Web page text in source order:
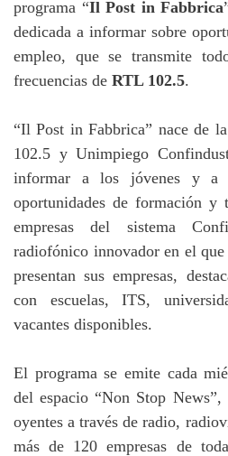
programa “Il Post in Fabbrica
dedicada a informar sobre
empleo, que se transmite
frecuencias de RTL 102.5.
“Il Post in Fabbrica” nace de
102.5 y Unimpiego
informar a los jóvenes y a
oportunidades de formación y
empresas del sistema
radiofónico innovador en el
presentan sus empresas,
con escuelas, ITS,
vacantes disponibles.
El programa se emite cada
del espacio “Non Stop
oyentes a través de radio,
más de 120 empresas de